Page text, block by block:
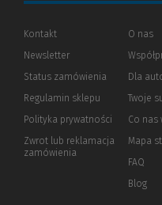
Kontakt
Newsletter
Status zamówienia
Regulamin sklepu
Polityka prywatności (Nowe
(Link
innej
Zwrot lub reklamacja
zamówienia
O nas
Dla
Twoje
Co nas
Mapa
FAQ
Blog